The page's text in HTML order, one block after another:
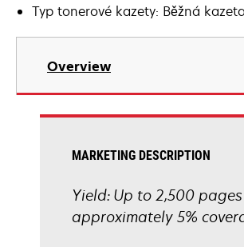
Typ tonerové kazety: Běžná kazeta
Overview
MARKETING DESCRIPTION
Yield: Up to 2,500 pages
approximately 5%